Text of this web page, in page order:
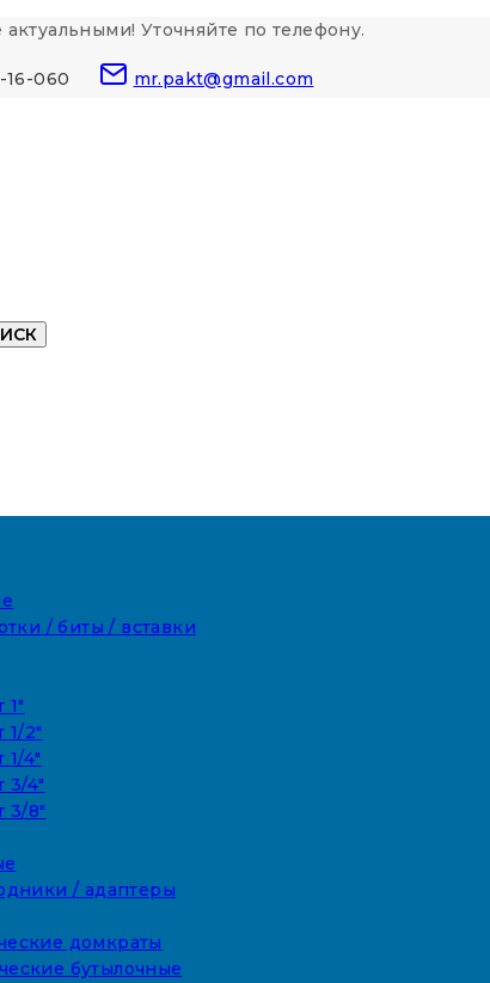
Уточняйте по телефону.
16-060 mr.pakt@gmail.com
/ биты / вставки
1"
1/2"
1/4"
3/4"
3/8"
/ адаптеры
домкраты
бутылочные